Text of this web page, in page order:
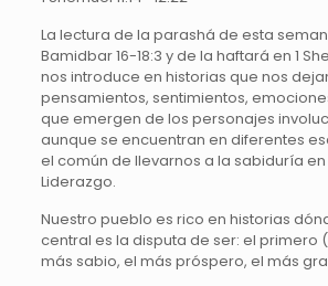
La lectura de la parashá de esta
Bamidbar 16-18:3 y de la haftará en 1
nos introduce en historias que nos
pensamientos, sentimientos,
que emergen de los personajes
aunque se encuentran en diferentes
el común de llevarnos a la sabiduría
Liderazgo.
Nuestro pueblo es rico en historias
central es la disputa de ser: el primero
más sabio, el más próspero, el más